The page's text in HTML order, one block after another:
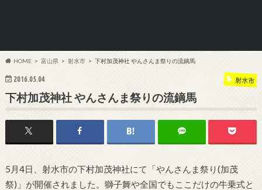
HOME 富山県 射水市 下村加茂神社 やんさんま祭りの流鏑馬
2016.05.04 射水市
下村加茂神社 やんさんま祭りの流鏑馬
5月4日、射水市の下村加茂神社にて「やんさんま祭り(加茂
祭)」が開催されました。獅子舞や全国でもここだけの牛乗式と